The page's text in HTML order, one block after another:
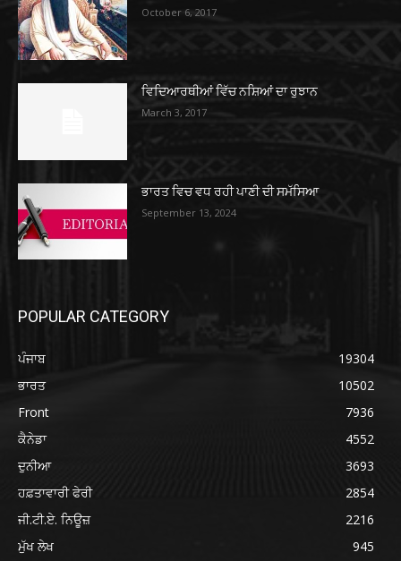
October 6, 2017
ਵਿਦਿਆਰਥੀਆਂ ਵਿੱਚ ਨਸ਼ਿਆਂ ਦਾ ਰੁਝਾਨ
March 3, 2017
ਭਾਰਤ ਵਿਚ ਵਧ ਰਹੀ ਪਾਣੀ ਦੀ ਸਮੱਸਿਆ
September 13, 2024
POPULAR CATEGORY
ਪੰਜਾਬ
19304
ਭਾਰਤ
10502
Front
7936
ਕੈਨੇਡਾ
4552
ਦੁਨੀਆ
3693
ਹਫ਼ਤਾਵਾਰੀ ਫੇਰੀ
2854
ਜੀ.ਟੀ.ਏ. ਨਿਊਜ਼
2216
ਮੁੱਖ ਲੇਖ
945